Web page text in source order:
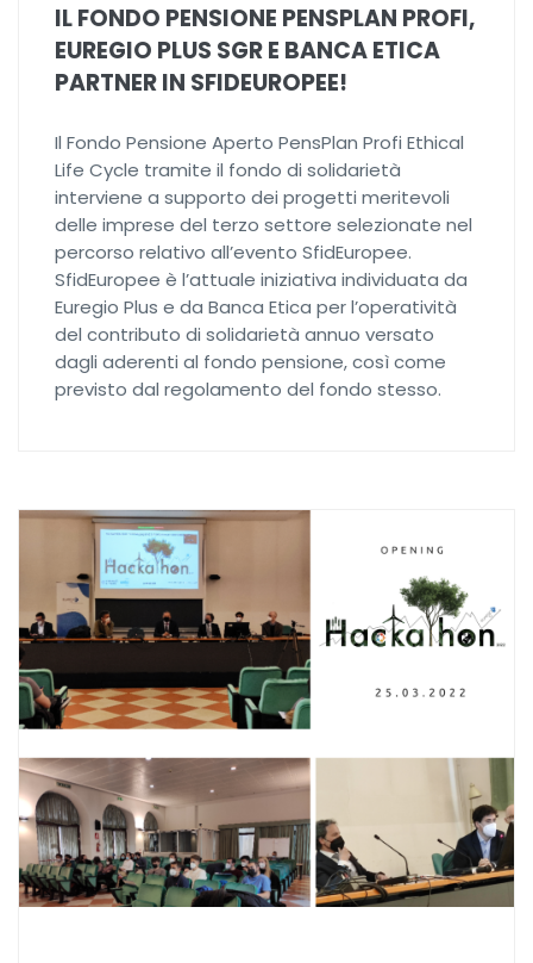
IL FONDO PENSIONE PENSPLAN PROFI,
EUREGIO PLUS SGR E BANCA ETICA
PARTNER IN SFIDEUROPEE!
Il Fondo Pensione Aperto PensPlan Profi Ethical
Life Cycle tramite il fondo di solidarietà
interviene a supporto dei progetti meritevoli
delle imprese del terzo settore selezionate nel
percorso relativo all’evento SfidEuropee.
SfidEuropee è l’attuale iniziativa individuata da
Euregio Plus e da Banca Etica per l’operatività
del contributo di solidarietà annuo versato
dagli aderenti al fondo pensione, così come
previsto dal regolamento del fondo stesso.